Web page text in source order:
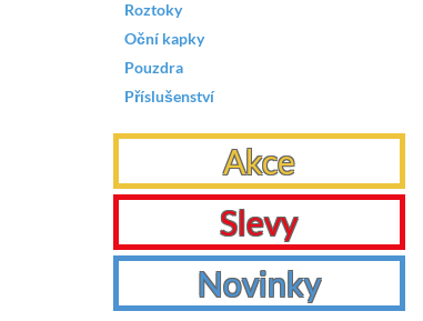
Pouzdro na brýle klasické -
Pouzdro na brýle klasické -
Roztoky
Oční kapky
Pouzdra
Příslušenství
Akce
Slevy
Novinky